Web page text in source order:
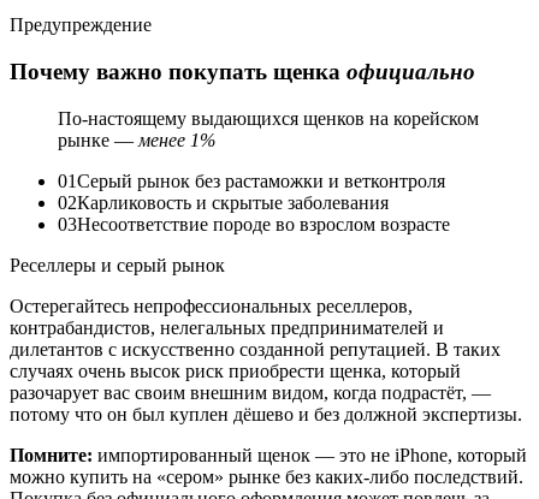
Предупреждение
Почему важно покупать щенка официально
По-настоящему выдающихся щенков на корейском
рынке — менее 1%
01Серый рынок без растаможки и ветконтроля
02Карликовость и скрытые заболевания
03Несоответствие породе во взрослом возрасте
Реселлеры и серый рынок
Остерегайтесь непрофессиональных реселлеров,
контрабандистов, нелегальных предпринимателей и
дилетантов с искусственно созданной репутацией. В таких
случаях очень высок риск приобрести щенка, который
разочарует вас своим внешним видом, когда подрастёт, —
потому что он был куплен дёшево и без должной экспертизы.
Помните: импортированный щенок — это не iPhone, который
можно купить на «сером» рынке без каких-либо последствий.